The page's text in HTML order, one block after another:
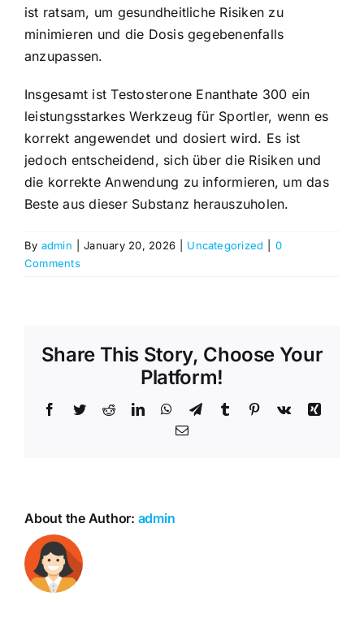
ist ratsam, um gesundheitliche Risiken zu
minimieren und die Dosis gegebenenfalls
anzupassen.
Insgesamt ist Testosterone Enanthate 300 ein
leistungsstarkes Werkzeug für Sportler, wenn es
korrekt angewendet und dosiert wird. Es ist
jedoch entscheidend, sich über die Risiken und
die korrekte Anwendung zu informieren, um das
Beste aus dieser Substanz herauszuholen.
By admin January 20, 2026 Uncategorized
0
Comments
Share This Story, Choose Your
Platform!
Facebook
TwitterRedditLinkedInWhatsApp
TelegramTumblr Pinterest
Vk
Xing
Email
About the Author: admin